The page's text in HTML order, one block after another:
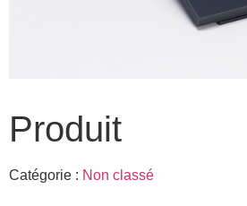
Produit
Catégorie : Non classé